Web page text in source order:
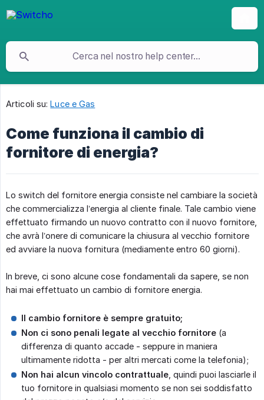
Articoli su: Luce e Gas
Come funziona il cambio di
fornitore di energia?
Lo switch del fornitore energia consiste nel cambiare la società
che commercializza l’energia al cliente finale. Tale cambio viene
effettuato firmando un nuovo contratto con il nuovo fornitore,
che avrà l’onere di comunicare la chiusura al vecchio fornitore
ed avviare la nuova fornitura (mediamente entro 60 giorni).
In breve, ci sono alcune cose fondamentali da sapere, se non
hai mai effettuato un cambio di fornitore energia.
Il cambio fornitore è sempre gratuito;
Non ci sono penali legate al vecchio fornitore (a
differenza di quanto accade - seppure in maniera
ultimamente ridotta - per altri mercati come la telefonia);
Non hai alcun vincolo contrattuale , quindi puoi lasciarle il
tuo fornitore in qualsiasi momento se non sei soddisfatto